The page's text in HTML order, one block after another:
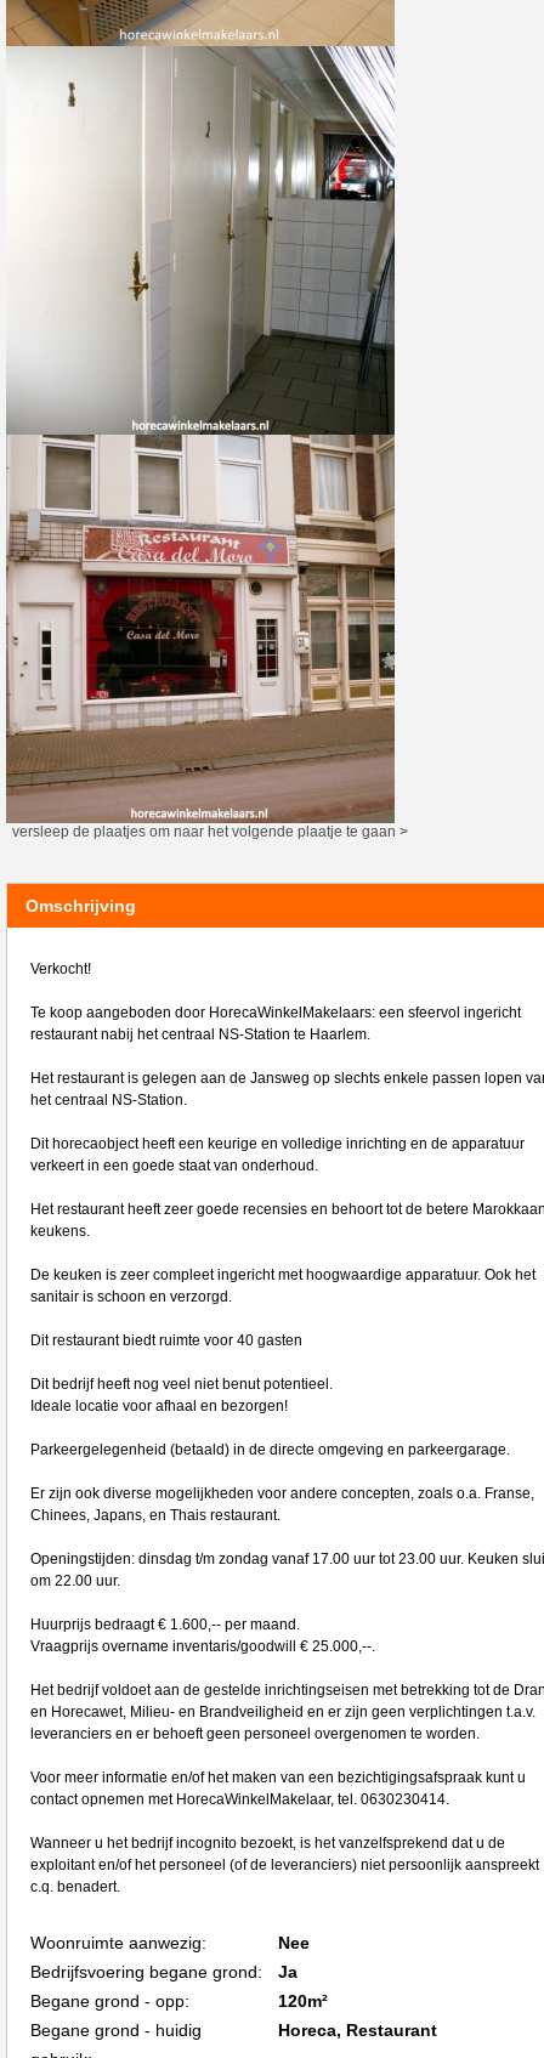
versleep de plaatjes om naar het volgende plaatje te gaan >
Omschrijving
Verkocht!
Te koop aangeboden door HorecaWinkelMakelaars: een sfeervol ingericht
restaurant nabij het centraal NS-Station te Haarlem.
Het restaurant is gelegen aan de Jansweg op slechts enkele passen lopen
het centraal NS-Station.
Dit horecaobject heeft een keurige en volledige inrichting en de apparatuur
verkeert in een goede staat van onderhoud.
Het restaurant heeft zeer goede recensies en behoort tot de betere
keukens.
De keuken is zeer compleet ingericht met hoogwaardige apparatuur. Ook het
sanitair is schoon en verzorgd.
Dit restaurant biedt ruimte voor 40 gasten
Dit bedrijf heeft nog veel niet benut potentieel.
Ideale locatie voor afhaal en bezorgen!
Parkeergelegenheid (betaald) in de directe omgeving en parkeergarage.
Er zijn ook diverse mogelijkheden voor andere concepten, zoals o.a. Franse,
Chinees, Japans, en Thais restaurant.
Openingstijden: dinsdag t/m zondag vanaf 17.00 uur tot 23.00 uur. Keuken
om 22.00 uur.
Huurprijs bedraagt € 1.600,-- per maand.
Vraagprijs overname inventaris/goodwill € 25.000,--.
Het bedrijf voldoet aan de gestelde inrichtingseisen met betrekking tot de
en Horecawet, Milieu- en Brandveiligheid en er zijn geen verplichtingen t.a.v.
leveranciers en er behoeft geen personeel overgenomen te worden.
Voor meer informatie en/of het maken van een bezichtigingsafspraak kunt u
contact opnemen met HorecaWinkelMakelaar, tel. 0630230414.
Wanneer u het bedrijf incognito bezoekt, is het vanzelfsprekend dat u de
exploitant en/of het personeel (of de leveranciers) niet persoonlijk aanspreekt
c.q. benadert.
Woonruimte aanwezig:
Nee
Bedrijfsvoering begane grond:
Ja
Begane grond - opp:
120m²
Begane grond - huidig
Horeca, Restaurant